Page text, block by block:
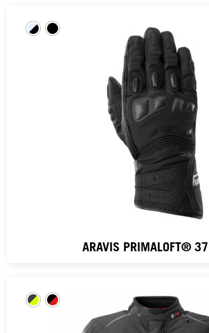
ARAVIS PRIMALOFT®